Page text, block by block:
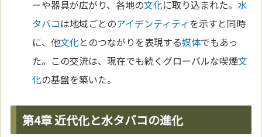
ーや器具が広がり、各地の文化に取り込まれた。水
タバコは地域ごとのアイデンティティを示すと同時
に、他文化とのつながりを表現する媒体でもあっ
た。この交流は、現在でも続くグローバルな喫煙文
化の基盤を築いた。
第4章 近代化と水タバコの進化